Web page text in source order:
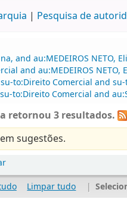
Pesquisa de
and au:MEDEIROS NETO,
and au:MEDEIROS
to:Direito Comercial and
to:Direito Comercial and
retornou 3 resultados.
sugestões.
Limpar tudo |